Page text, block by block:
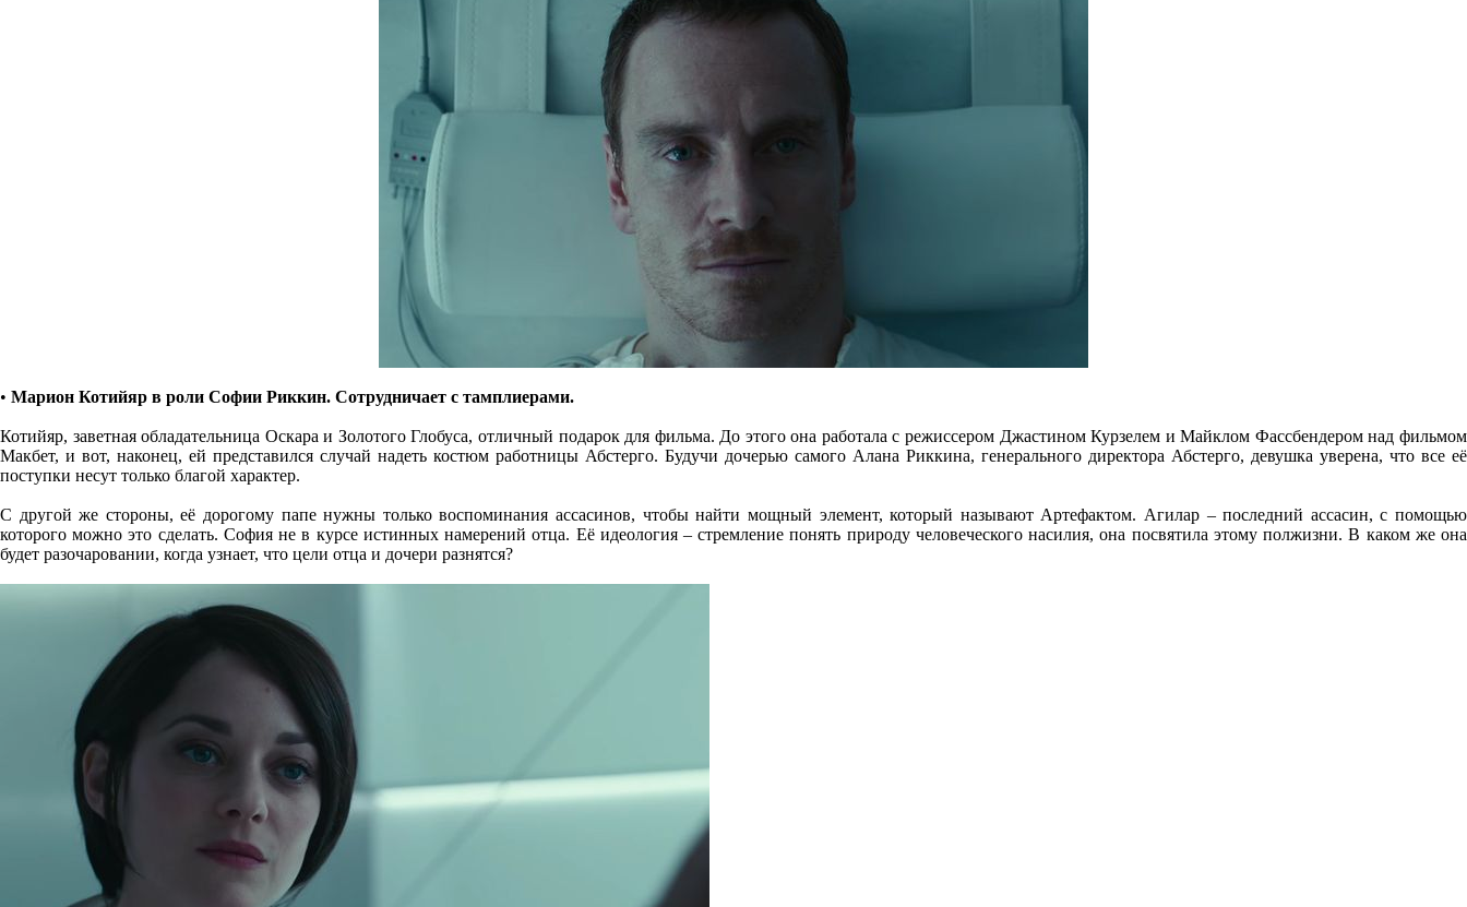
• Марион Котийяр в роли Софии Риккин. Сотрудничает с тамплиерами.
Котийяр, заветная обладательница Оскара и Золотого Глобуса, отличный подарок для фильма. До этого она работала с режиссером Джастином Курзелем и Майклом Фассбендером над фильмом
Макбет, и вот, наконец, ей представился случай надеть костюм работницы Абстерго. Будучи дочерью самого Алана Риккина, генерального директора Абстерго, девушка уверена, что все её
поступки несут только благой характер.
С другой же стороны, её дорогому папе нужны только воспоминания ассасинов, чтобы найти мощный элемент, который называют Артефактом. Агилар – последний ассасин, с помощью
которого можно это сделать. София не в курсе истинных намерений отца. Её идеология – стремление понять природу человеческого насилия, она посвятила этому полжизни. В каком же она
будет разочаровании, когда узнает, что цели отца и дочери разнятся?